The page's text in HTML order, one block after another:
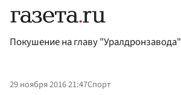
Покушение на главу "Уралдронзавода"
29 ноября 2016 21:47Спорт